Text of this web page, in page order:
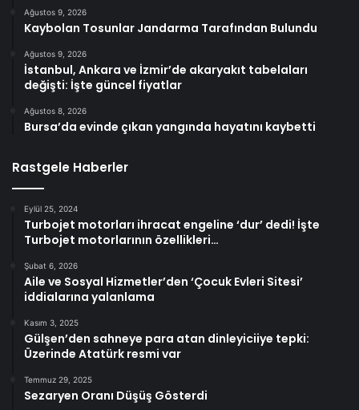
Ağustos 9, 2026
Kaybolan Tosunlar Jandarma Tarafından Bulundu
Ağustos 9, 2026
İstanbul, Ankara ve İzmir’de akaryakıt tabelaları
değişti: İşte güncel fiyatlar
Ağustos 8, 2026
Bursa’da evinde çıkan yangında hayatını kaybetti
Rastgele Haberler
Eylül 25, 2024
Turbojet motorları ihracat engeline ‘dur’ dedi! İşte
Turbojet motorlarının özellikleri…
Şubat 6, 2026
Aile ve Sosyal Hizmetler’den ‘Çocuk Evleri Sitesi’
iddialarına yalanlama
Kasım 3, 2025
Gülşen’den sahneye para atan dinleyiciiye tepki:
Üzerinde Atatürk resmi var
Temmuz 29, 2025
Sezaryen Oranı Düşüş Gösterdi